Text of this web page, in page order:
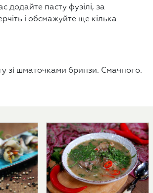
додайте пасту фузілі, за
і обсмажуйте ще кілька
зі шматочками бринзи. Смачного.